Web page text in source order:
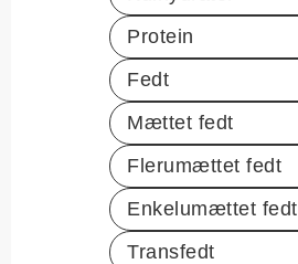
Protein
Fedt
Mættet fedt
Flerumættet fedt
Enkelumættet fedt
Transfedt